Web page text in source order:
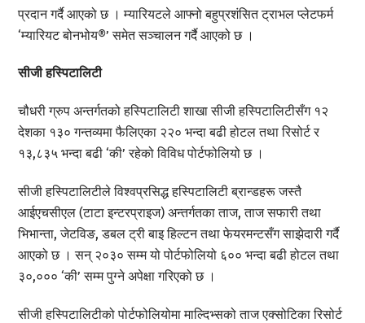
प्रदान गर्दै आएको छ । म्यारियटले आफ्नो बहुप्रशंसित ट्राभल प्लेटफर्म
‘म्यारियट बोनभोय®’ समेत सञ्चालन गर्दै आएको छ ।
सीजी हस्पिटालिटी
चौधरी ग्रुप अन्तर्गतको हस्पिटालिटी शाखा सीजी हस्पिटालिटीसँग १२
देशका १३० गन्तव्यमा फैलिएका २२० भन्दा बढी होटल तथा रिसोर्ट र
१३,८३५ भन्दा बढी ‘की’ रहेको विविध पोर्टफोलियो छ ।
सीजी हस्पिटालिटीले विश्वप्रसिद्ध हस्पिटालिटी ब्रान्डहरू जस्तै
आईएचसीएल (टाटा इन्टरप्राइज) अन्तर्गतका ताज, ताज सफारी तथा
भिभान्ता, जेटविङ, डबल ट्री बाइ हिल्टन तथा फेयरमन्टसँग साझेदारी गर्दै
आएको छ । सन् २०३० सम्म यो पोर्टफोलियो ६०० भन्दा बढी होटल तथा
३०,००० ‘की’ सम्म पुग्ने अपेक्षा गरिएको छ ।
सीजी हस्पिटालिटीको पोर्टफोलियोमा माल्दिभ्सको ताज एक्सोटिका रिसोर्ट